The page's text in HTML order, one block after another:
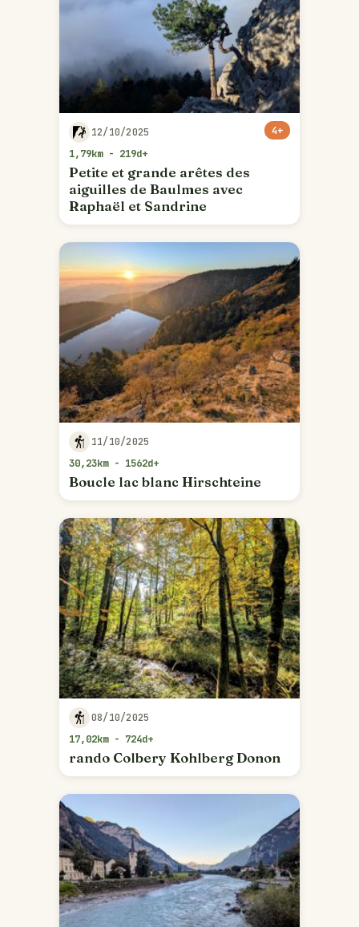
12/10/2025
1,79km - 219d+
Petite et grande arêtes des
aiguilles de Baulmes avec
Raphaël et Sandrine
4+
11/10/2025
30,23km - 1562d+
Boucle lac blanc Hirschteine
08/10/2025
17,02km - 724d+
rando Colbery Kohlberg Donon